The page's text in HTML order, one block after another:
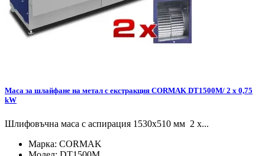
Маса за шлайфане на метал с екстракция CORMAK DT1500M/ 2 x 0,75
kW
Шлифовъчна маса с аспирация 1530x510 мм 2 x...
Марка: CORMAK